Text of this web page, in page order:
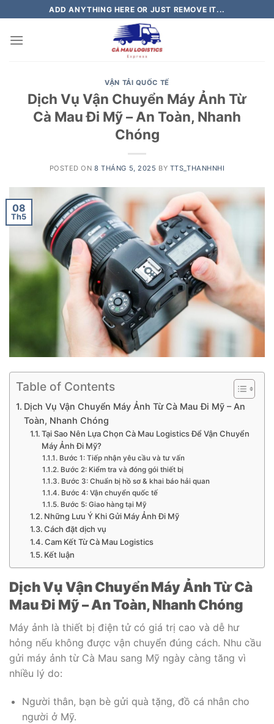
to
content
ADD ANYTHING HERE OR JUST REMOVE IT...
VẬN TẢI QUỐC TẾ
Dịch Vụ Vận Chuyển Máy Ảnh Từ
Cà Mau Đi Mỹ – An Toàn, Nhanh
Chóng
POSTED ON8 THÁNG 5, 2025 BY TTS_THANHNHI
08
Th5
Table of Contents
Dịch Vụ Vận Chuyển Máy Ảnh Từ Cà Mau Đi Mỹ – An
Toàn, Nhanh Chóng
Tại Sao Nên Lựa Chọn Cà Mau Logistics Để Vận Chuyển
Máy Ảnh Đi Mỹ?
Bước 1: Tiếp nhận yêu cầu và tư vấn
Bước 2: Kiểm tra và đóng gói thiết bị
Bước 3: Chuẩn bị hồ sơ & khai báo hải quan
Bước 4: Vận chuyển quốc tế
Bước 5: Giao hàng tại Mỹ
Những Lưu Ý Khi Gửi Máy Ảnh Đi Mỹ
Cách đặt dịch vụ
Cam Kết Từ Cà Mau Logistics
Kết luận
Dịch Vụ Vận Chuyển Máy Ảnh Từ Cà
Mau Đi Mỹ – An Toàn, Nhanh Chóng
Máy ảnh là thiết bị điện tử có giá trị cao và dễ hư
hỏng nếu không được vận chuyển đúng cách. Nhu cầu
gửi máy ảnh từ Cà Mau sang Mỹ ngày càng tăng vì
nhiều lý do:
Người thân, bạn bè gửi quà tặng, đồ cá nhân cho
người ở Mỹ.